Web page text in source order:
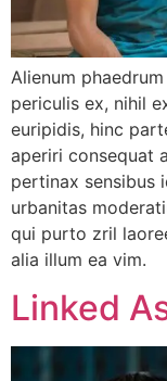
Alienum
periculis ex, nihil
euripidis, hinc
aperiri consequat
pertinax sensibus
urbanitas
qui purto zril
alia illum ea vim.
Linked